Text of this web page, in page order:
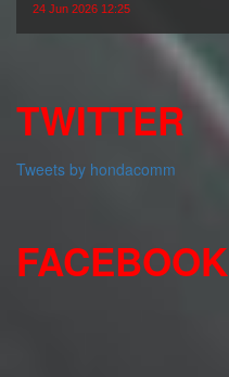
24 Jun 2026 12:25
TWITTER
Tweets by hondacomm
FACEBOOK